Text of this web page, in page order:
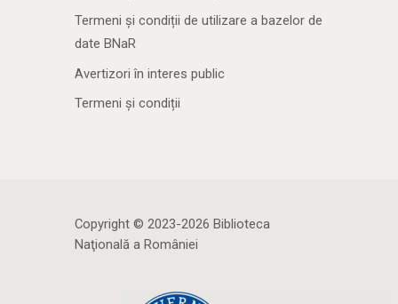
Termeni și condiții de utilizare a bazelor de
date BNaR
Avertizori în interes public
Termeni și condiții
Copyright © 2023-2026 Biblioteca
Naţională a României